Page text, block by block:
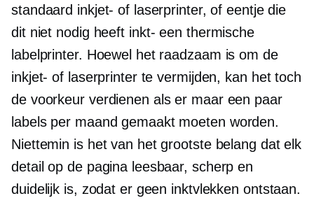
standaard inkjet- of laserprinter, of eentje die
dit niet nodig heeft inkt- een thermische
labelprinter. Hoewel het raadzaam is om de
inkjet- of laserprinter te vermijden, kan het toch
de voorkeur verdienen als er maar een paar
labels per maand gemaakt moeten worden.
Niettemin is het van het grootste belang dat elk
detail op de pagina leesbaar, scherp en
duidelijk is, zodat er geen inktvlekken ontstaan.